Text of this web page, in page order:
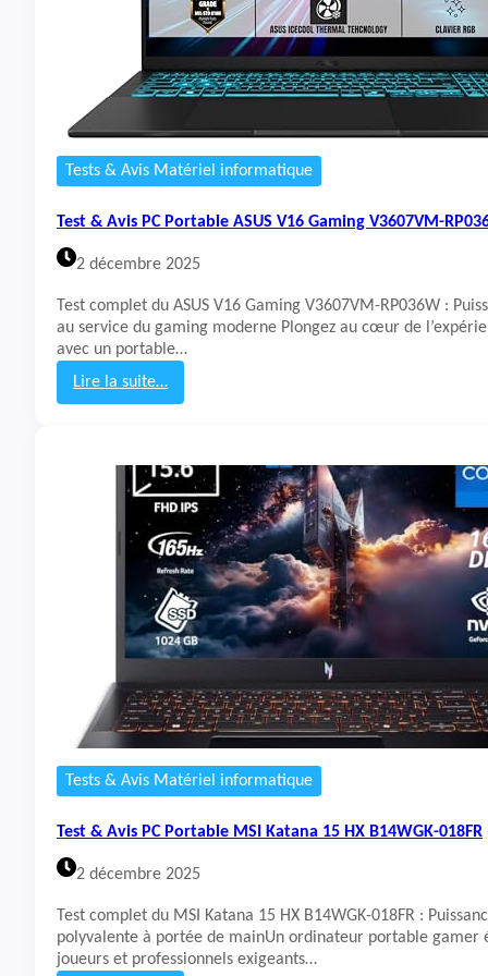
C
P
o
r
a
b
l
A
E
N
i
t
r
o
5
A
N
V
1
5
-
5
1
-
1
2
3
4
Tests & Avis Matériel informatique
Test & Avis PC Portable ASUS V16 Gaming V3607VM-
2 décembre 2025
Test complet du ASUS V16 Gaming V3607VM-RP036W :
au service du gaming moderne Plongez au cœur de
avec un portable…
Lire la suite…
:
s
t
&
A
v
i
s
P
C
P
o
r
t
a
b
l
A
U
V
1
6
Tests & Avis Matériel informatique
Test & Avis PC Portable MSI Katana 15 HX B14WGK-018FR
2 décembre 2025
Test complet du MSI Katana 15 HX B14WGK-018FR :
polyvalente à portée de mainUn ordinateur portable gamer
joueurs et professionnels exigeants…